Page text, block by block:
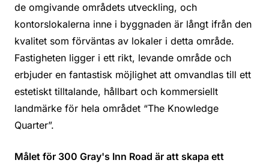
de omgivande områdets utveckling, och
kontorslokalerna inne i byggnaden är långt ifrån den
kvalitet som förväntas av lokaler i detta område.
Fastigheten ligger i ett rikt, levande område och
erbjuder en fantastisk möjlighet att omvandlas till ett
estetiskt tilltalande, hållbart och kommersiellt
landmärke för hela området “The Knowledge
Quarter”.
Målet för 300 Gray's Inn Road är att skapa ett